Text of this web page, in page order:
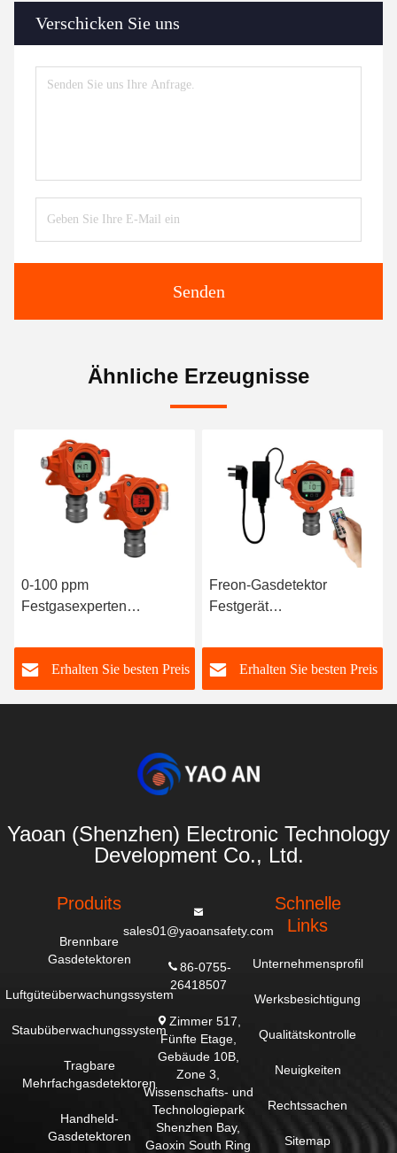
Verschicken Sie uns
Senden
Ähnliche Erzeugnisse
0-100 ppm
Festgasexperten
Gasdetektor Industrie
Erhalten Sie besten Preis
Freon-Gasdetektor
Festgerät
Ammoniak-Gasleckage-
Detektor für Eis-Anlage
Erhalten Sie besten Preis
Yaoan (Shenzhen) Electronic Technology
Development Co., Ltd.
Produits
Brennbare
Gasdetektoren
Luftgüteüberwachungssystem
Staubüberwachungssystem
Tragbare
Mehrfachgasdetektoren
Handheld-
Gasdetektoren
sales01@yaoansafety.com
86-0755-
26418507
Zimmer 517,
Fünfte Etage,
Gebäude 10B,
Zone 3,
Wissenschafts- und
Technologiepark
Shenzhen Bay,
Gaoxin South Ring
Schnelle
Links
Unternehmensprofil
Werksbesichtigung
Qualitätskontrolle
Neuigkeiten
Rechtssachen
Sitemap